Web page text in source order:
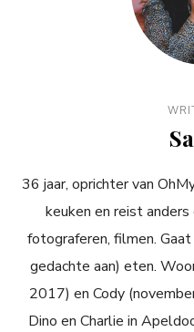
36 jaar, oprichter van
keuken en reist
fotograferen, filmen.
gedachte aan) eten.
2017) en Cody
Dino en Charlie in